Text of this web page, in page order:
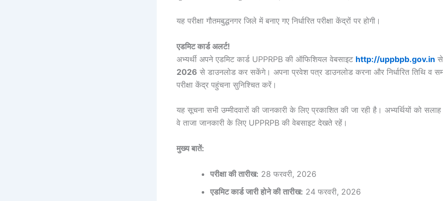
यह परीक्षा गौतमबुद्धनगर जिले में बनाए गए निर्धारित परीक्षा केंद्रों पर होगी।
एडमिट कार्ड अलर्ट!
अभ्यर्थी अपने एडमिट कार्ड UPPRPB की ऑफिशियल वेबसाइट http://uppbpb.gov.in
2026 से डाउनलोड कर सकेंगे। अपना प्रवेश पत्र डाउनलोड करना और निर्धारित तिथि व
परीक्षा केंद्र पहुंचना सुनिश्चित करें।
यह सूचना सभी उम्मीदवारों की जानकारी के लिए प्रकाशित की जा रही है। अभ्यर्थियों को सलाह
वे ताजा जानकारी के लिए UPPRPB की वेबसाइट देखते रहें।
मुख्य बातें:
परीक्षा की तारीख: 28 फरवरी, 2026
एडमिट कार्ड जारी होने की तारीख: 24 फरवरी, 2026